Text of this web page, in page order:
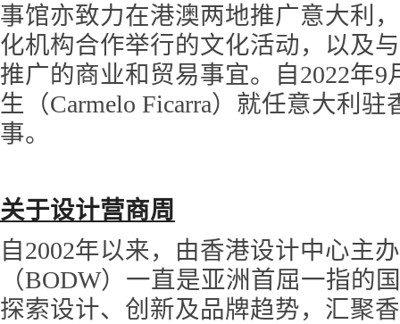
事馆亦致力在港澳两地推广意大利
化机构合作举行的文化活动，以及
推广的商业和贸易事宜。自2022年9
生（Carmelo Ficarra）就任意大利
事。
关于设计营商周
自2002年以来，由香港设计中心主
（BODW）一直是亚洲首屈一指的
探索设计、创新及品牌趋势，汇聚